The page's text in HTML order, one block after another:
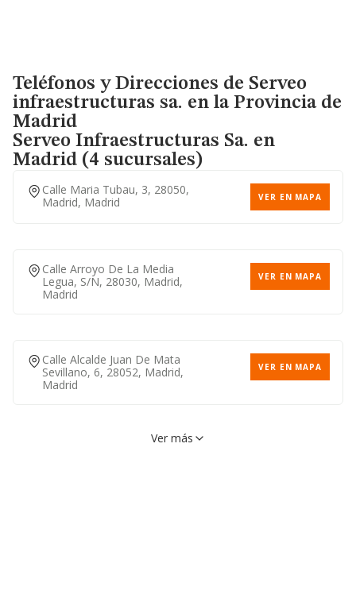
Teléfonos y Direcciones de Serveo
infraestructuras sa. en la Provincia de
Madrid
Serveo Infraestructuras Sa. en
Madrid (4 sucursales)
Calle Maria Tubau, 3, 28050,
Madrid, Madrid
VER EN MAPA
Calle Arroyo De La Media
Legua, S/n, 28030, Madrid,
Madrid
VER EN MAPA
Calle Alcalde Juan De Mata
Sevillano, 6, 28052, Madrid,
Madrid
VER EN MAPA
Ver más